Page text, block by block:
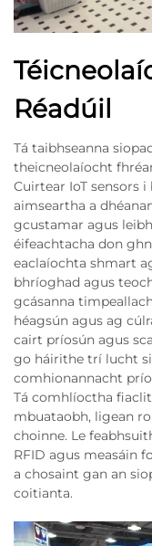
Réadúil
Tá taibhseanna
theicneolaíocht
Cuirtear IoT sensors
aimseartha a
gcustamar agus
éifeachtacha don
eaclaíochta shmart
bhríoghad agus
gcásanna
héagsún agus ag
cairt príosún agus
go háirithe trí lucht
comhionannacht
Tá comhlíoctha
mbuataobh, ligean
choinne. Le
RFID agus measáin
a chosaint gan an
coitianta.